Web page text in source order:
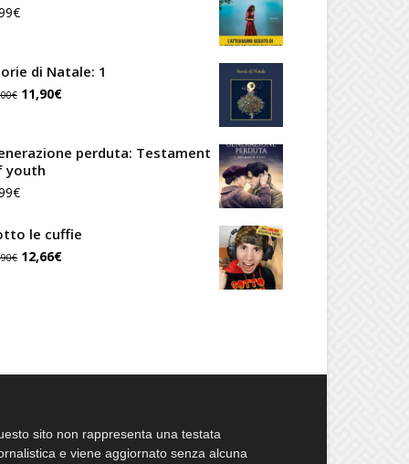
€
di Natale: 1
€ Il
originale
era:
11,90€Il
attuale
perduta: Testament
youth
€
le cuffie
€ Il
12,66€Il
sito non rappresenta una testata
e viene aggiornato senza alcuna